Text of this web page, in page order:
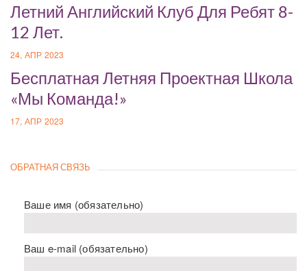
Летний Английский Клуб Для Ребят 8-
12 Лет.
24, АПР 2023
Бесплатная Летняя Проектная Школа
«Мы Команда!»
17, АПР 2023
ОБРАТНАЯ СВЯЗЬ
Ваше имя (обязательно)
Ваш e-mail (обязательно)